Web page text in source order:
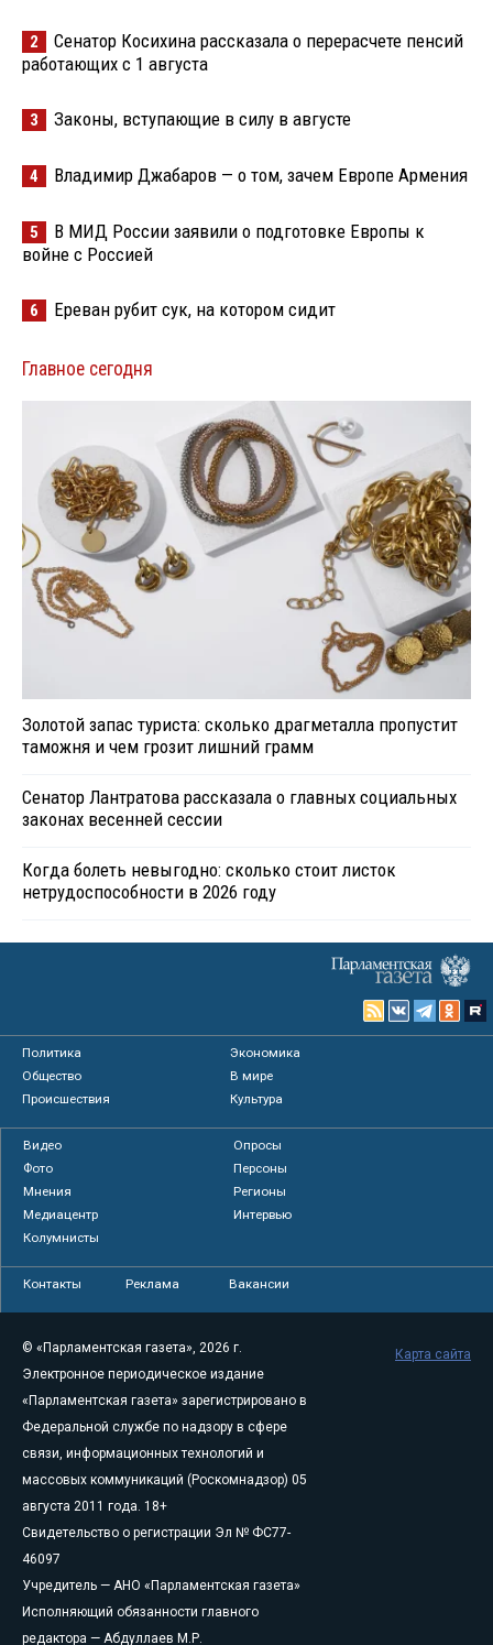
2
Сенатор Косихина рассказала о перерасчете пенсий
работающих с 1 августа
3 Законы, вступающие в силу в августе
4 Владимир Джабаров — о том, зачем Европе Армения
5
В МИД России заявили о подготовке Европы к
войне с Россией
6 Ереван рубит сук, на котором сидит
Главное сегодня
Золотой запас туриста: сколько драгметалла пропустит
таможня и чем грозит лишний грамм
Сенатор Лантратова рассказала о главных социальных
законах весенней сессии
Когда болеть невыгодно: сколько стоит листок
нетрудоспособности в 2026 году
Политика
Экономика
Общество
В мире
Происшествия
Культура
Видео
Опросы
Фото
Персоны
Мнения
Регионы
Медиацентр
Интервью
Колумнисты
Контакты Реклама Вакансии
© «Парламентская газета», 2026 г.
Электронное периодическое издание
«Парламентская газета» зарегистрировано в
Федеральной службе по надзору в сфере
связи, информационных технологий и
массовых коммуникаций (Роскомнадзор) 05
августа 2011 года. 18+
Свидетельство о регистрации Эл № ФС77-
46097
Учредитель — АНО «Парламентская газета»
Исполняющий обязанности главного
редактора — Абдуллаев М.Р.
Карта сайта